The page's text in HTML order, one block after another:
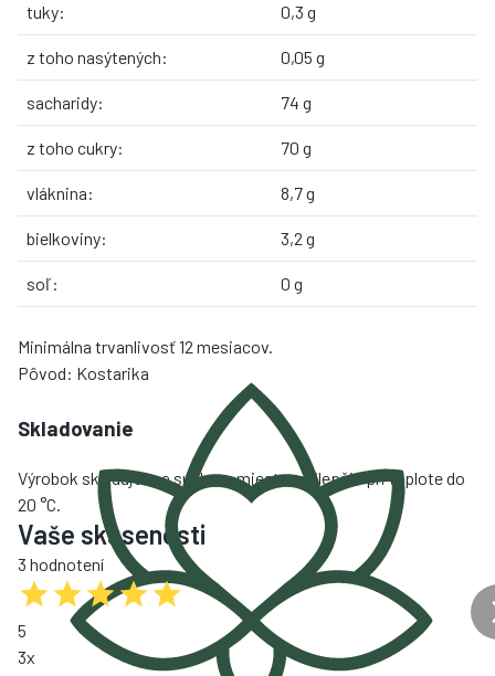
tuky: 0,3 g
z toho nasýtených: 0,05 g
sacharidy: 74 g
z toho cukry: 70 g
vláknina: 8,7 g
bielkoviny: 3,2 g
soľ: 0 g
Minimálna trvanlivosť 12 mesiacov.
Pôvod: Kostarika
Skladovanie
Výrobok skladujte na suchom mieste, najlepšie pri teplote do
20 °C.
Vaše skúsenosti
3 hodnotení
5
3x